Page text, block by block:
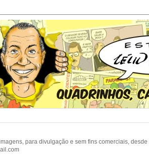
para divulgação e sem fins comerciais,